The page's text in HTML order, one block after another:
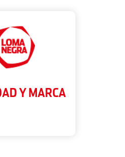
Y MARCA